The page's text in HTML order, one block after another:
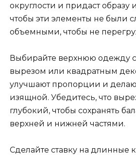
округлости и придаст образу
чтобы эти элементы не были
объемными, чтобы не
Выбирайте верхнюю одежду
вырезом или квадратным
улучшают пропорции и
изящной. Убедитесь, что
глубокий, чтобы сохранять
верхней и нижней частями.
Сделайте ставку на длинные